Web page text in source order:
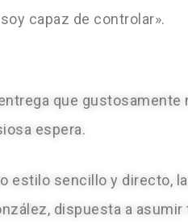
capaz de controlar».
que gustosamente
espera.
estilo sencillo y directo,
dispuesta a